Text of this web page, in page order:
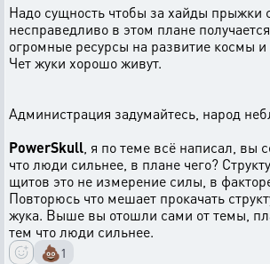
Надо сущность чтобы за хайды прыжки
несправедливо в этом плане
огромные ресурсы на развитие космы
Чет жуки хорошо живут.
Администрация задумайтесь, народ
PowerSkull , я по теме всё написал, вы
что люди сильнее, в плане чего?
щитов это не измерение силы, в
Повторюсь что мешает прокачать
жука. Выше вы отошли сами от темы,
тем что люди сильнее.
💩1